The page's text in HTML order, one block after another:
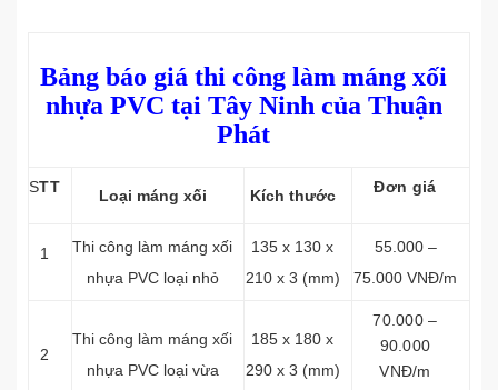
Bảng báo giá thi công làm máng xối
nhựa PVC tại Tây Ninh của Thuận
Phát
STT Loại máng xối Kích thước Đơn giá
1
Thi công làm máng xối
nhựa PVC loại nhỏ
135 x 130 x
210 x 3 (mm)
55.000 –
75.000 VNĐ/m
2
Thi công làm máng xối
nhựa PVC loại vừa
185 x 180 x
290 x 3 (mm)
70.000 –
90.000
VNĐ/m